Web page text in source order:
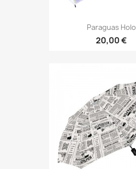
Paraguas Holo
20,00 €